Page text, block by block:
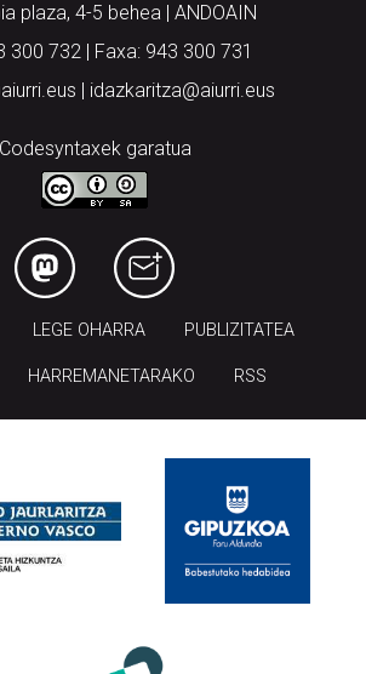
plaza, 4-5 behea | ANDOAIN
300 732 | Faxa: 943 300 731
| idazkaritza@aiurri.eus
Codesyntaxek garatua
LEGE OHARRA PUBLIZITATEA
HARREMANETARAKO RSS